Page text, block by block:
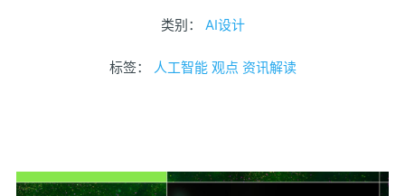
类别： AI设计
标签： 人工智能 观点 资讯解读